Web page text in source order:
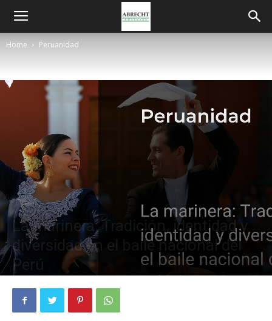
Home Peruanidad
Peruanidad
La marinera: Tradición, identidad y
diversidad en el baile nacional del
Perú